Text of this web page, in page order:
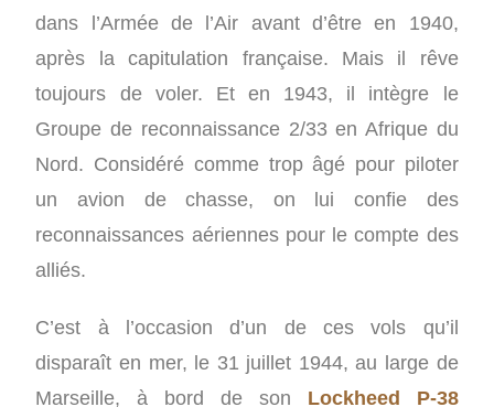
dans l’Armée de l’Air avant d’être en 1940,
après la capitulation française. Mais il rêve
toujours de voler. Et en 1943, il intègre le
Groupe de reconnaissance 2/33 en Afrique du
Nord. Considéré comme trop âgé pour piloter
un avion de chasse, on lui confie des
reconnaissances aériennes pour le compte des
alliés.
C’est à l’occasion d’un de ces vols qu’il
disparaît en mer, le 31 juillet 1944, au large de
Marseille, à bord de son Lockheed P-38